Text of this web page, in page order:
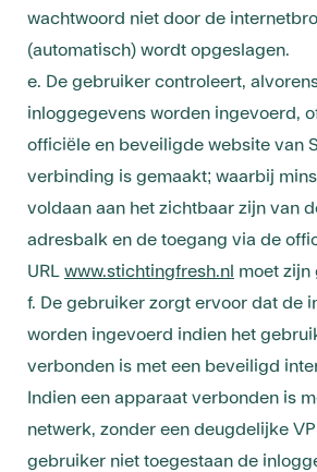
wachtwoord niet door de
(automatisch) wordt opgeslagen.
e. De gebruiker controleert,
inloggegevens worden ingevoerd,
officiële en beveiligde website van
verbinding is gemaakt; waarbij
voldaan aan het zichtbaar zijn van
adresbalk en de toegang via de
URL www.stichtingfresh.nl moet zijn
f. De gebruiker zorgt ervoor dat de
worden ingevoerd indien het
verbonden is met een beveiligd
Indien een apparaat verbonden is
netwerk, zonder een deugdelijke
gebruiker niet toegestaan de